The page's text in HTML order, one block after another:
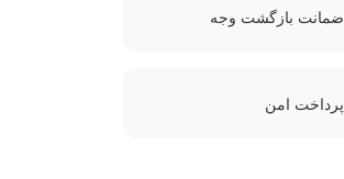
ضمانت بازگشت وجه
پرداخت امن